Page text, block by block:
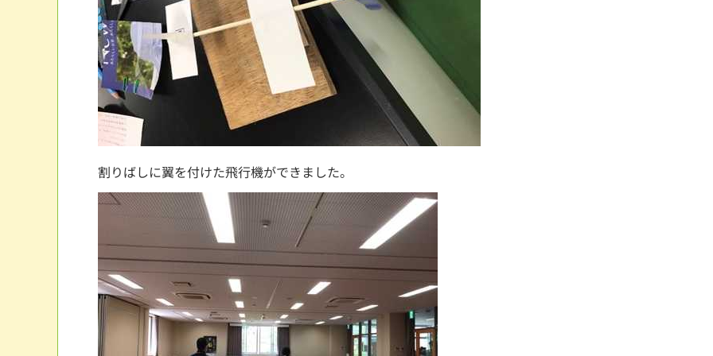
割りばしに翼を付けた飛行機ができました。